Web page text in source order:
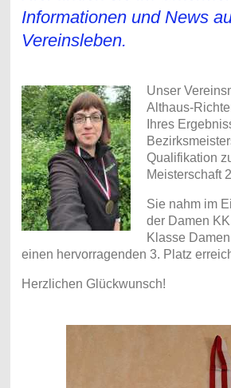
Informationen und News
Vereinsleben.
Unser
Althaus-
Ihres
Qualifikation
Meisterschaft
Sie nahm im
der Damen
Klasse
einen hervorragenden 3. Platz
Herzlichen Glückwunsch!